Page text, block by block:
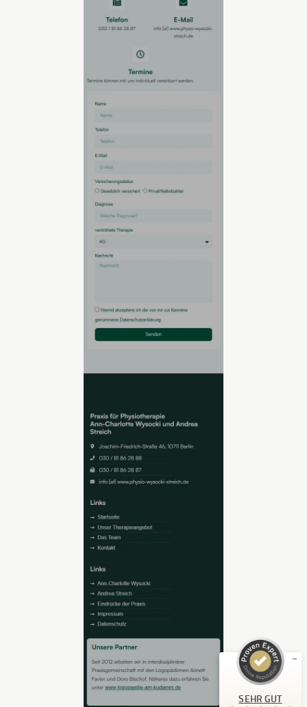
SEHR GUT
Stockmann & Wawrzyniak GbR - 123 Berlin Design
ProvenExpert.com
SEHR GUT
62
ProvenExpert.com
43
Bewertungen von
5